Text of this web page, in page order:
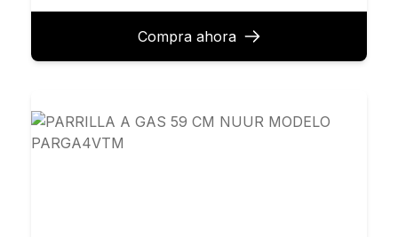
Compra ahora